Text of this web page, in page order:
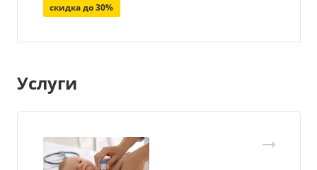
скидка до 30%
Услуги